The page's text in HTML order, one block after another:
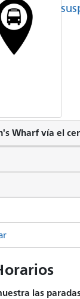
Wharf vía el
las